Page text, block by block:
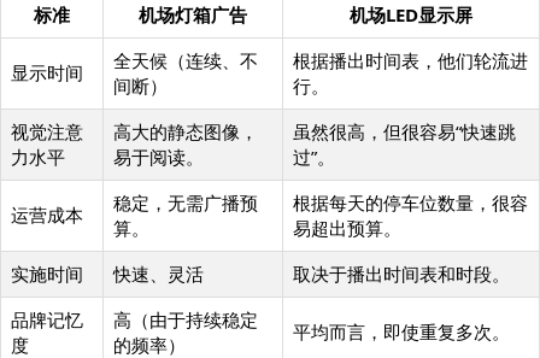
标准 机场灯箱广告 机场LED显示屏
显示时间
全天候（连续、不
间断）
根据播出时间表，他们轮流进
行。
视觉注意
力水平
高大的静态图像，
易于阅读。
虽然很高，但很容易“快速跳
过”。
运营成本
稳定，无需广播预
算。
根据每天的停车位数量，很容
易超出预算。
实施时间
快速、灵活
取决于播出时间表和时段。
品牌记忆
度
高（由于持续稳定
的频率）
平均而言，即使重复多次。